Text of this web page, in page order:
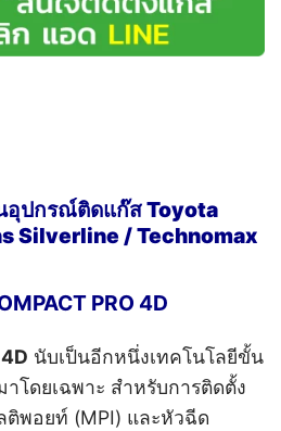
อุปกรณ์ติดแก๊ส Toyota
Silverline / Technomax
PRO 4D
นับเป็นอีกหนึ่งเทคโนโลยีขั้น
โดยเฉพาะ สำหรับการติดตั้ง
พอยท์ (MPI) และหัวฉีด